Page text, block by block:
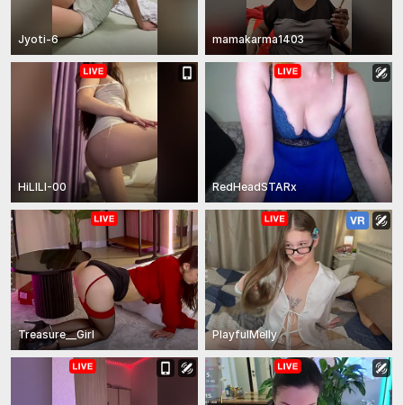
Jyoti-6 mamakarma1403
HiLILI-00 RedHeadSTARx
Treasure__Girl PlayfulMelly